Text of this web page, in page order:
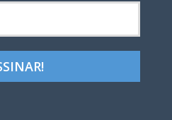
Pinterest